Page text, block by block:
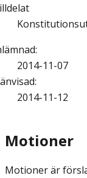
:
2014-11-07
:
2014-11-12
Motioner
Motioner är